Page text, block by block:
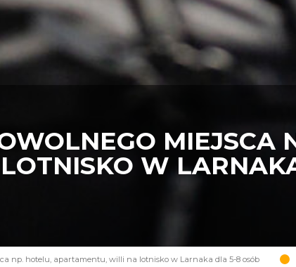
MIEJSCA
W
np. hotelu, apartamentu, willi na lotnisko w Larnaka dla 5-8 osób